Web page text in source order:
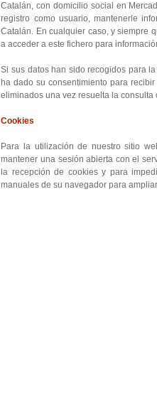
Catalán, con domicilio social en
registro como usuario, mantenerle
Catalán. En cualquier caso, y siempre
a acceder a este fichero para
Si sus datos han sido recogidos para
ha dado su consentimiento para
eliminados una vez resuelta la
Cookies
Para la utilización de nuestro sitio
mantener una sesión abierta con el
la recepción de cookies y para
manuales de su navegador para